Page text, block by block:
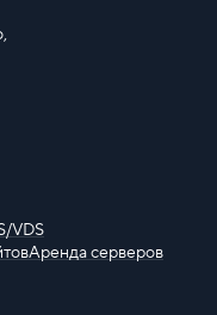
VDS
Аренда серверов